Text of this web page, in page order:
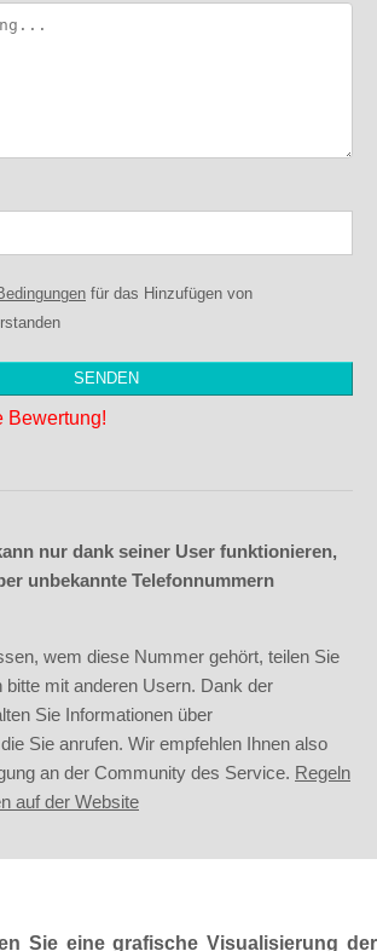
für das Hinzufügen von
Bewertung!
nur dank seiner User funktionieren,
unbekannte Telefonnummern
wem diese Nummer gehört, teilen Sie
bitte mit anderen Usern. Dank der
Sie Informationen über
Sie anrufen. Wir empfehlen Ihnen also
an der Community des Service. Regeln
auf der Website
Sie eine grafische Visualisierung der